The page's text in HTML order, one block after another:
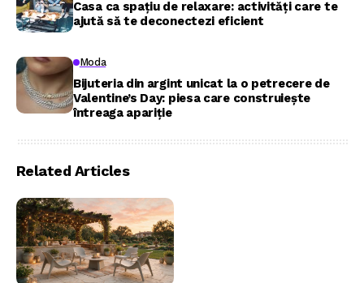
Casa ca spațiu de relaxare: activități care te
ajută să te deconectezi eficient
Moda
Bijuteria din argint unicat la o petrecere de
Valentine’s Day: piesa care construiește
întreaga apariție
Related Articles